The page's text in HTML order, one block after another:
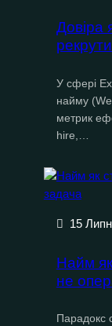
Довіра
У сфері
найму
метрик
hire,…
15
Найм
не
Парадокс